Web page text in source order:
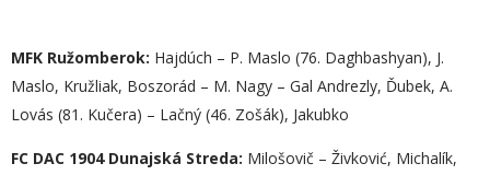
MFK Ružomberok: Hajdúch – P. Maslo (76. Daghbashyan), J.
Maslo, Kružliak, Boszorád – M. Nagy – Gal Andrezly, Ďubek, A.
Lovás (81. Kučera) – Lačný (46. Zošák), Jakubko
FC DAC 1904 Dunajská Streda: Milošovič – Živković, Michalík,